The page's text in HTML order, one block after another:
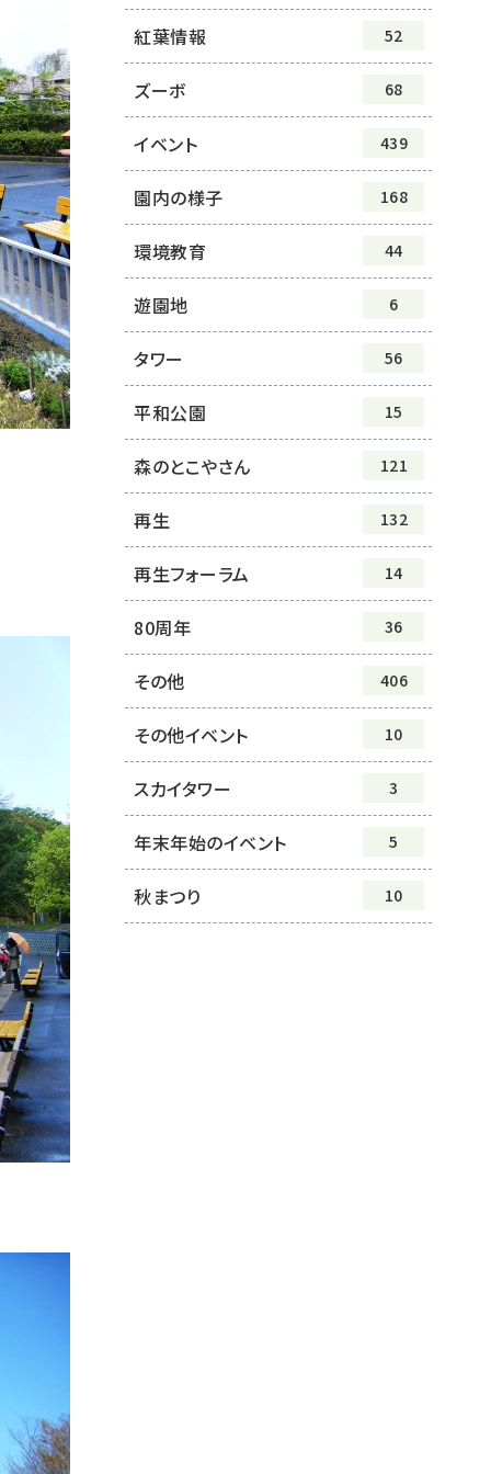
紅葉情報 52
ズーボ 68
イベント 439
園内の様子 168
環境教育 44
遊園地 6
タワー 56
平和公園 15
森のとこやさん 121
再生 132
再生フォーラム 14
80周年 36
その他 406
その他イベント 10
スカイタワー 3
年末年始のイベント 5
秋まつり 10